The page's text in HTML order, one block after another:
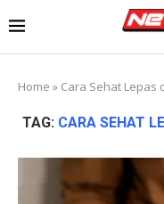
Home » Cara Sehat Lepas
TAG: CARA SEHAT